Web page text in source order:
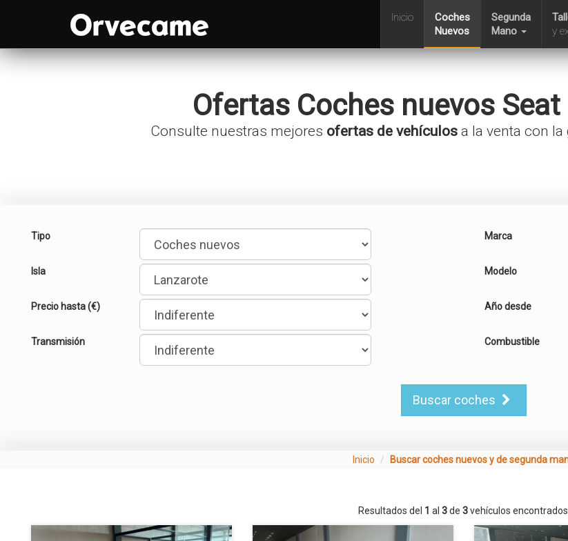
Inicio
Coches
Nuevos
Segunda
Mano
y
Ofertas Coches nuevos Seat
Consulte nuestras mejores ofertas de vehículosa la venta con la
Tipo
Isla
Precio hasta (€)
Transmisión
Marca
Modelo
Año desde
Combustible
Buscar coches
Inicio Buscar coches nuevos y de segunda
Resultados del 1 al 3de 3vehículos encontrados.